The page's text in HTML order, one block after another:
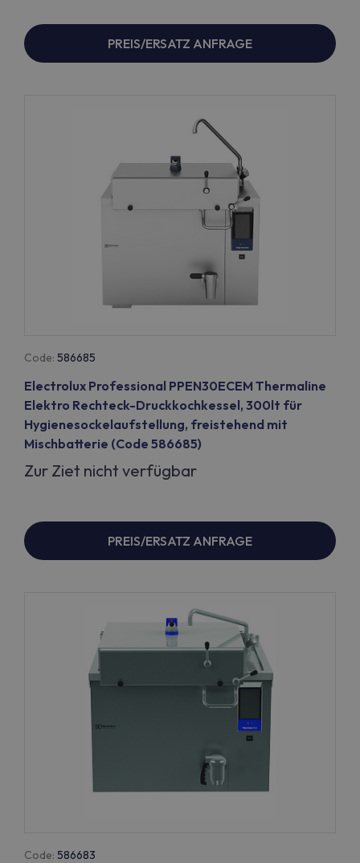
PREIS/ERSATZ ANFRAGE
Code: 586685
Electrolux Professional PPEN30ECEM Thermaline
Elektro Rechteck-Druckkochkessel, 300lt für
Hygienesockelaufstellung, freistehend mit
Mischbatterie (Code 586685)
Zur Ziet nicht verfügbar
PREIS/ERSATZ ANFRAGE
Code: 586683